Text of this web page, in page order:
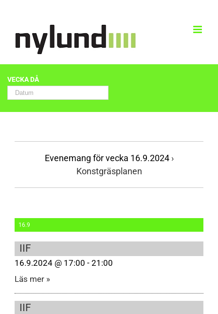
Search
and
Views
VECKA DÅ
Evenemang för vecka 16.9.2024›
Konstgräsplanen
16.9
IIF
16.9.2024 @ 17:00 - 21:00
Läs mer »
IIF